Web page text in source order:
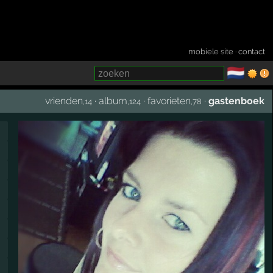
mobiele site ·contact
🇳🇱
vrienden ,14 ·album ,124 ·favorieten ,78 ·gastenboek